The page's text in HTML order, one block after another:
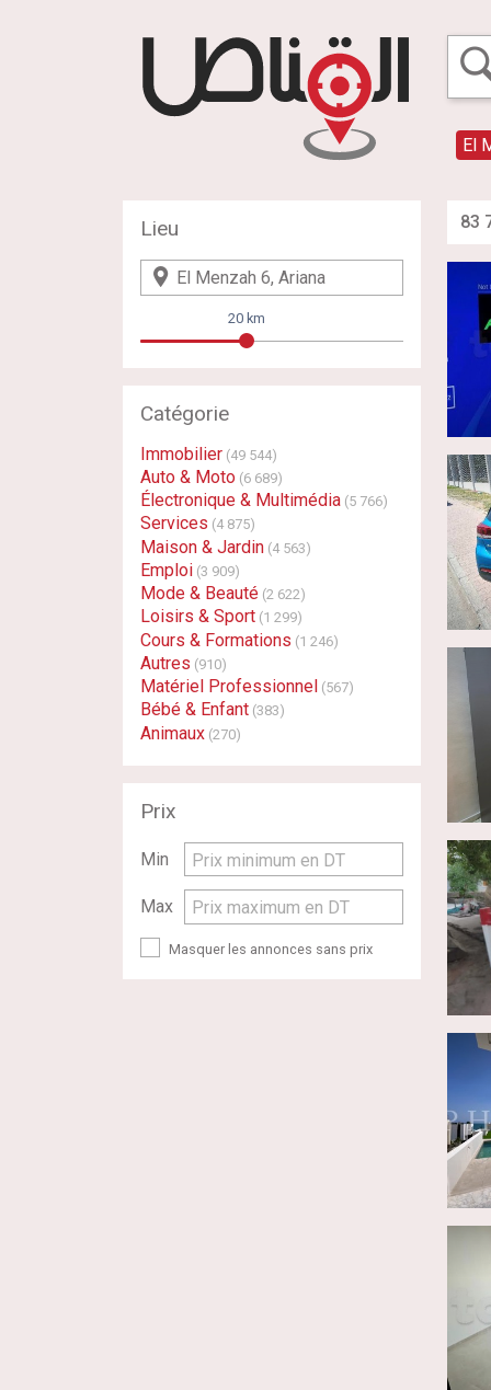
El
83
Lieu
20 km
Catégorie
Immobilier (49 544)
Auto & Moto (6 689)
Électronique & Multimédia (5 766)
Services (4 875)
Maison & Jardin (4 563)
Emploi (3 909)
Mode & Beauté (2 622)
Loisirs & Sport (1 299)
Cours & Formations (1 246)
Autres (910)
Matériel Professionnel (567)
Bébé & Enfant (383)
Animaux (270)
Prix
Min Prix minimum en DT
Max Prix maximum en DT
Masquer les annonces sans prix